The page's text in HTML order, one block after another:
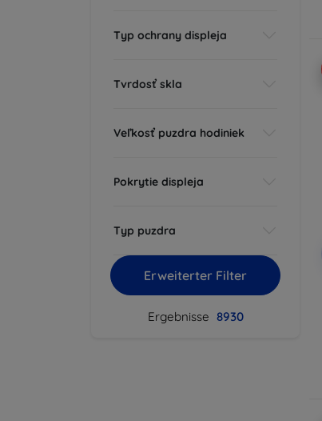
Typ ochrany displeja
Tvrdosť skla
Veľkosť puzdra hodiniek
Pokrytie displeja
Typ puzdra
Erweiterter Filter
Ergebnisse 8930